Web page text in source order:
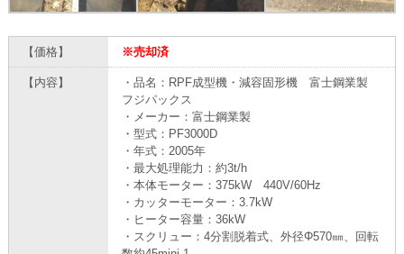
【価格】 ※売却済
【内容】
・品名：RPF成型機・減容固形機 富士鋼業製
フジパックス
・メーカー：富士鋼業製
・型式：PF3000D
・年式：2005年
・最大処理能力：約3t/h
・本体モーター：375kW 440V/60Hz
・カッターモーター：3.7kW
・ヒーター容量：36kW
・スクリュー：4分割脱着式、外径Φ570㎜、回転